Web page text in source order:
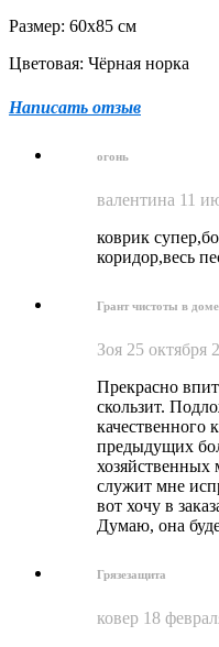
Размер: 60х85 см
Цветовая: Чёрная норка
Написать отзыв
огонь
валентина 11
коврик
коридор,весь
Грант чистоты в доме
Зоя 25 октября
Прекрасно
скользит.
качественного
предыдущих
хозяйственных
служит мне
вот хочу в
Думаю, она
Грязезащита
ковер 18